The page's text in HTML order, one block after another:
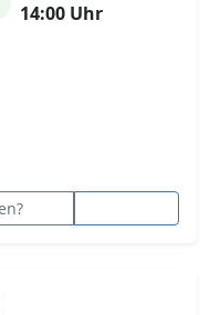
14:00 Uhr